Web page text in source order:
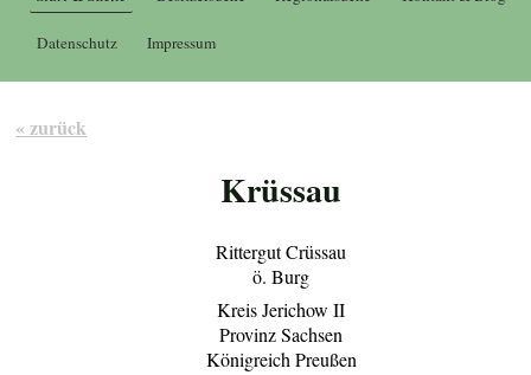
Datenschutz Impressum
« zurück
Krüssau
Rittergut Crüssau
ö. Burg
Kreis Jerichow II
Provinz Sachsen
Königreich Preußen